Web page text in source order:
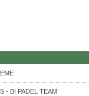
- BI PADEL TEAM